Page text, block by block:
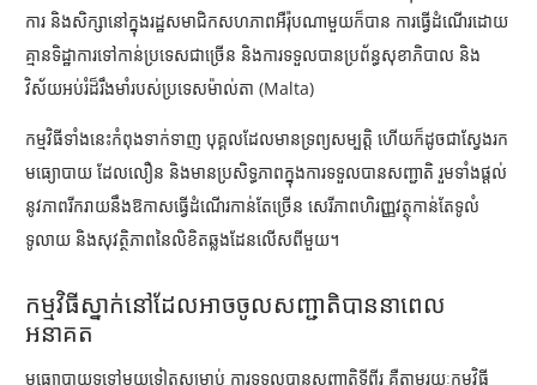
ការ និងសិក្សានៅក្នុងរដ្ឋសមាជិកសហភាពអឺរ៉ុបណាមួយក៏បាន ការធ្វើដំណើរដោយ
គ្មានទិដ្ឋាការទៅកាន់ប្រទេសជាច្រើន និងការទទួលបានប្រព័ន្ធសុខាភិបាល និង
វិស័យអប់រំដ៏រឹងមាំរបស់ប្រទេសម៉ាល់តា (Malta)
កម្មវិធីទាំងនេះកំពុងទាក់ទាញ បុគ្គលដែលមានទ្រព្យសម្បត្តិ ហើយក៏ដូចជាស្វែងរក
មធ្យោបាយ ដែលលឿន និងមានប្រសិទ្ធភាពក្នុងការទទួលបានសញ្ជាតិ រួមទាំងផ្តល់
នូវភាពរីករាយនឹងឱកាសធ្វើដំណើរកាន់តែច្រើន សេរីភាពហិរញ្ញវត្ថុកាន់តែទូលំ
ទូលាយ និងសុវត្ថិភាពនៃលិខិតឆ្លងដែនលើសពីមួយ។
កម្មវិធីស្នាក់នៅដែលអាចចូលសញ្ជាតិបាននាពេល
អនាគត
មធ្យោបាយទូទៅមួយទៀតសម្រាប់ ការទទួលបានសញ្ជាតិទីពីរ គឺតាមរយៈកម្មវិធី